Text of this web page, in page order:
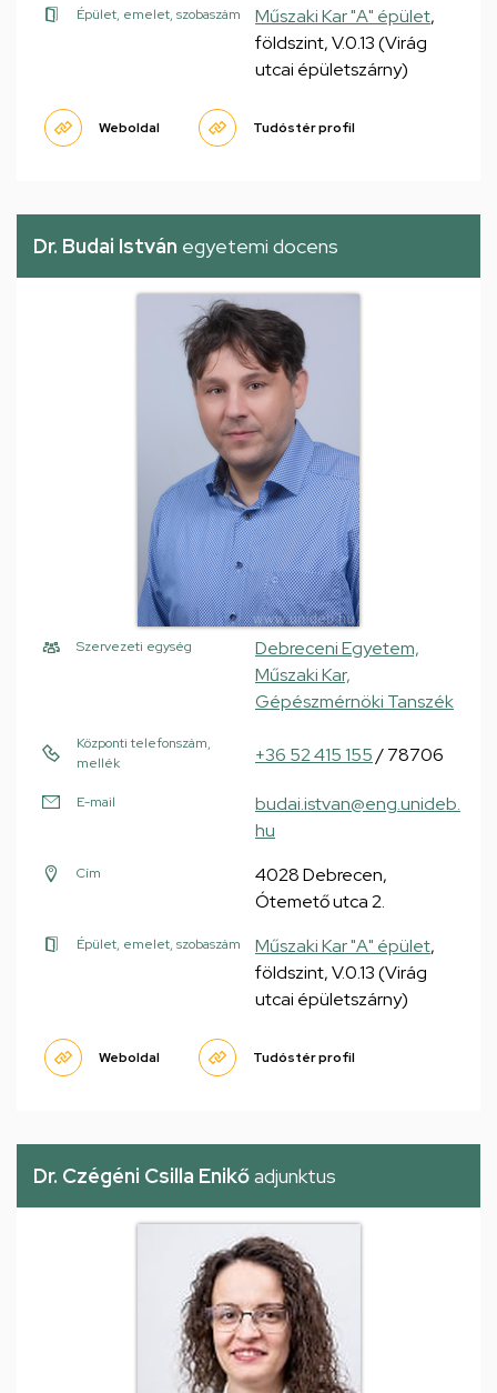
Épület, emelet, szobaszám Műszaki Kar "A" épület,
földszint, V.0.13 (Virág
utcai épületszárny)
Weboldal Tudóstér profil
Dr. Budai István egyetemi docens
Szervezeti egység
Debreceni Egyetem,
Műszaki Kar,
Gépészmérnöki Tanszék
Központi telefonszám,
mellék
+36 52 415 155/ 78706
E-mail
budai.istvan@eng.unideb.
hu
Cím
4028 Debrecen,
Ótemető utca 2.
Épület, emelet, szobaszám Műszaki Kar "A" épület,
földszint, V.0.13 (Virág
utcai épületszárny)
Weboldal Tudóstér profil
Dr. Czégéni Csilla Enikőadjunktus